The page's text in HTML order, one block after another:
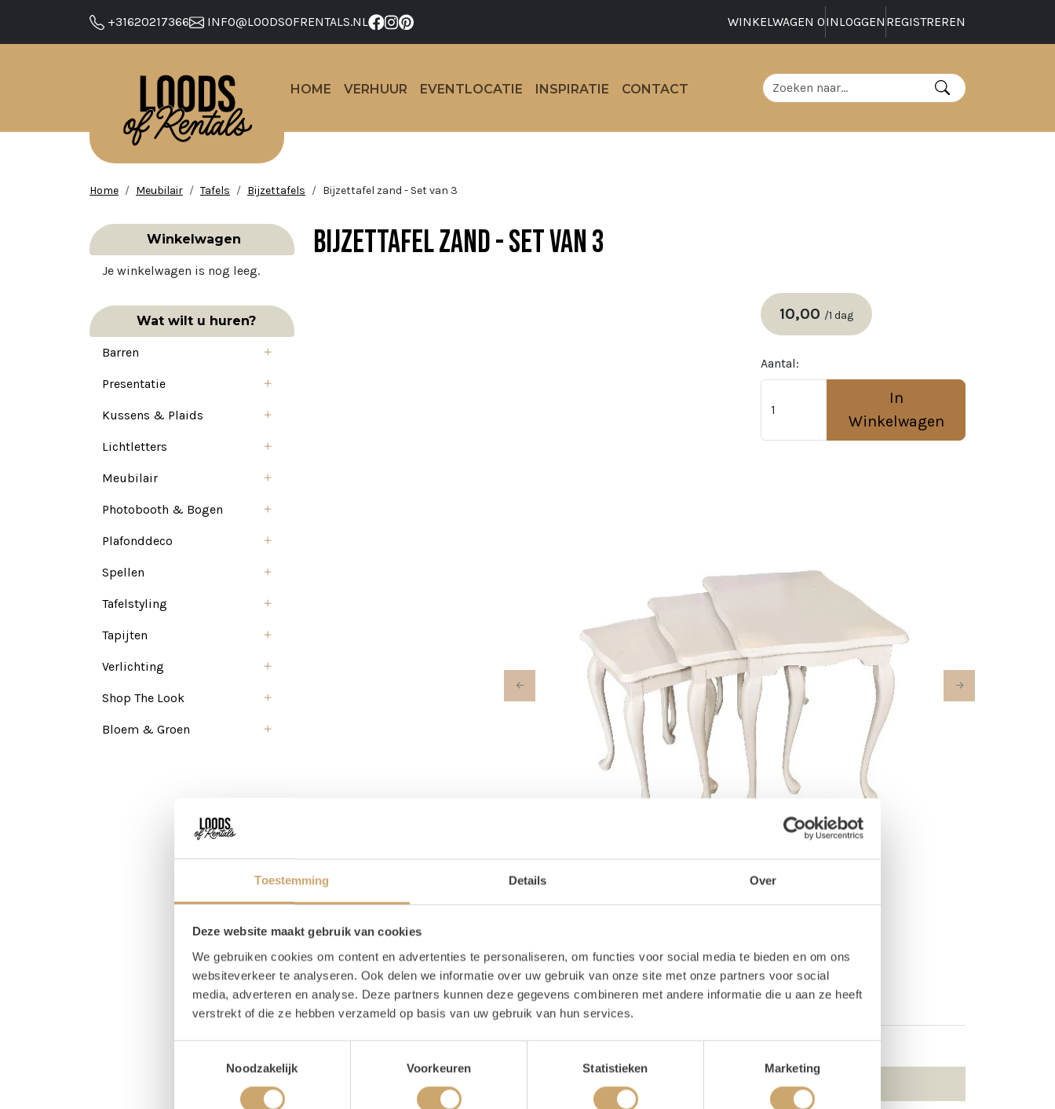
Toestemming Details Over
Deze website maakt gebruik van cookies
We gebruiken cookies om content en advertenties te personaliseren, om functies voor social media te bieden en om ons
websiteverkeer te analyseren. Ook delen we informatie over uw gebruik van onze site met onze partners voor social
media, adverteren en analyse. Deze partners kunnen deze gegevens combineren met andere informatie die u aan ze heeft
verstrekt of die ze hebben verzameld op basis van uw gebruik van hun services.
Noodzakelijk
Voorkeuren Statistieken Marketing
+31620217366 INFO@LOODSOFRENTALS.NL WINKELWAGEN 0INLOGGEN REGISTREREN
HOME VERHUUR EVENTLOCATIE INSPIRATIE CONTACT
Home Meubilair Tafels Bijzettafels Bijzettafel zand - Set van 3
Winkelwagen
Je winkelwagen is nog leeg.
Wat wilt u huren?
Barren
Presentatie
Kussens & Plaids
Lichtletters
Meubilair
Photobooth & Bogen
Plafonddeco
Spellen
Tafelstyling
Tapijten
Verlichting
Shop The Look
Bloem & Groen
Bijzettafel zand - Set van 3
10,00 /1 dag
Aantal:
In
Winkelwagen
Previous Next
Producteigenschappen